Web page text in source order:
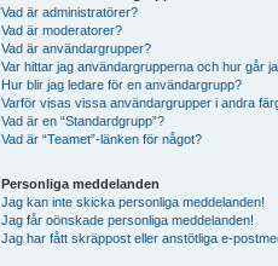
Vad är administratörer?
Vad är moderatorer?
Vad är användargrupper?
Var hittar jag användargrupperna och hur går
Hur blir jag ledare för en användargrupp?
Varför visas vissa användargrupper i andra
Vad är en “Standardgrupp”?
Vad är “Teamet”-länken för något?
Personliga meddelanden
Jag kan inte skicka personliga meddelanden!
Jag får oönskade personliga meddelanden!
Jag har fått skräppost eller anstötliga e-